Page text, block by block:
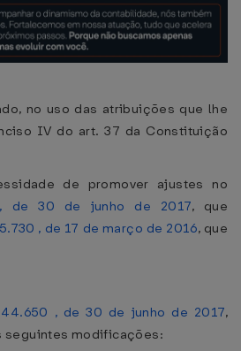
no uso das atribuições que lhe
IV do art. 37 da Constituição
de promover ajustes no
de 30 de junho de 2017, que
, de 17 de março de 2016, que
, de 30 de junho de 2017,
seguintes modificações: